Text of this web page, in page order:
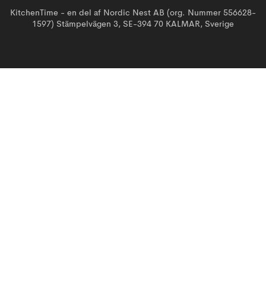
KitchenTime - en del af Nordic Nest AB (org. Nummer 556628-
1597) Stämpelvägen 3, SE-394 70 KALMAR, Sverige